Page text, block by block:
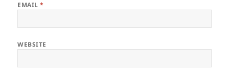
EMAIL*
WEBSITE